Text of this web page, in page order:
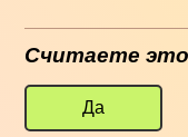
Считаете
Да